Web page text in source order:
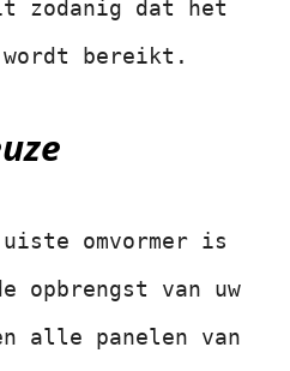
zodanig dat het
wordt bereikt.
omvormer is
opbrengst van uw
alle panelen van